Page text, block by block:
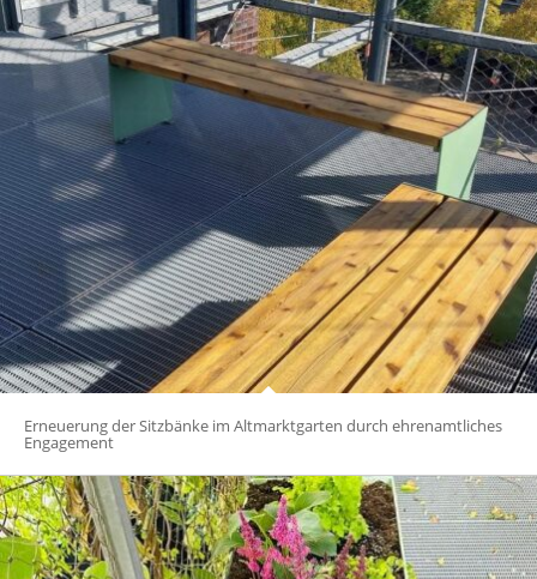
Erneuerung der Sitzbänke im Altmarktgarten durch ehrenamtliches
Engagement